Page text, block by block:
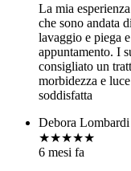
La mia
che sono andata
lavaggio e piega
appuntamento. I
consigliato un
morbidezza e
soddisfatta
Debora Lombardi
★★★★★
6 mesi fa